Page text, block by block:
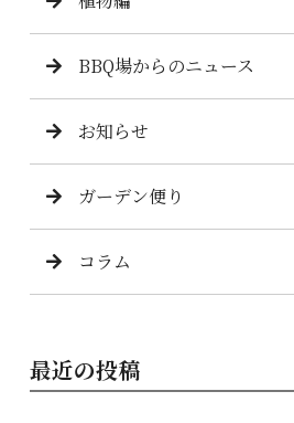
BBQ場からのニュース
お知らせ
ガーデン便り
コラム
最近の投稿